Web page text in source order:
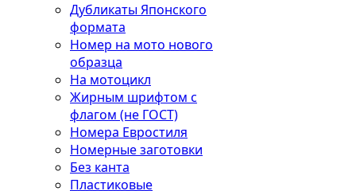
Дубликаты Японского
формата
Номер на мото нового
образца
На мотоцикл
Жирным шрифтом с
флагом (не ГОСТ)
Номера Евростиля
Номерные заготовки
Без канта
Пластиковые